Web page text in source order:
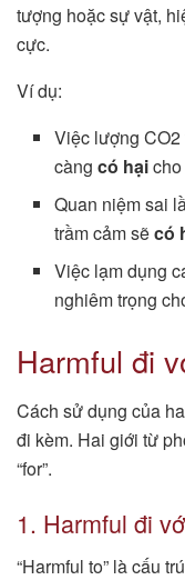
tượng hoặc sự vật,
cực.
Ví dụ:
Việc lượng
càngcó hại
Quan niệm sai
trầm cảm sẽcó
Việc lạm dụng
nghiêm trọng
Harmful đi
Cách sử dụng của
đi kèm. Hai giới từ
“for”.
1. Harmful đi
“Harmful to” là cấu